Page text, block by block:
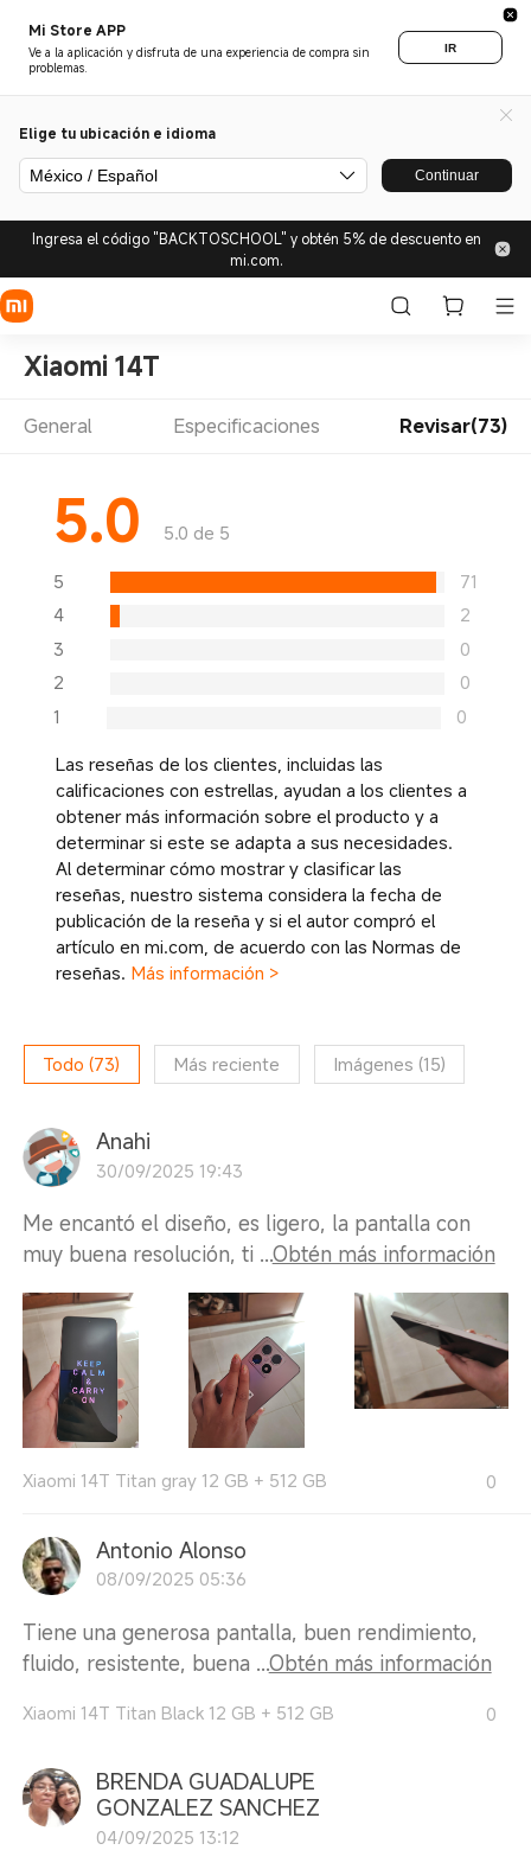
Mi Store APP
Ve a la aplicación y disfruta de una experiencia de compra sin
problemas.
IR
Elige tu ubicación e idioma
México / Español Continuar
Ingresa el código "BACKTOSCHOOL" y obtén 5% de descuento en
mi.com.
Xiaomi 14T
General Especificaciones Revisar(73)
5.0 5.0 de 5
5
71
4
2
3
0
2
0
1
0
Las reseñas de los clientes, incluidas las
calificaciones con estrellas, ayudan a los clientes a
obtener más información sobre el producto y a
determinar si este se adapta a sus necesidades.
Al determinar cómo mostrar y clasificar las
reseñas, nuestro sistema considera la fecha de
publicación de la reseña y si el autor compró el
artículo en mi.com, de acuerdo con las Normas de
reseñas. Más información >
Todo (73) Más reciente Imágenes (15)
Anahi
30/09/2025 19:43
Me encantó el diseño, es ligero, la pantalla con
muy buena resolución, ti ...Obtén más información
Xiaomi 14T Titan gray 12 GB + 512 GB 0
Antonio Alonso
08/09/2025 05:36
Tiene una generosa pantalla, buen rendimiento,
fluido, resistente, buena ...Obtén más información
Xiaomi 14T Titan Black 12 GB + 512 GB 0
BRENDA GUADALUPE
GONZALEZ SANCHEZ
04/09/2025 13:12